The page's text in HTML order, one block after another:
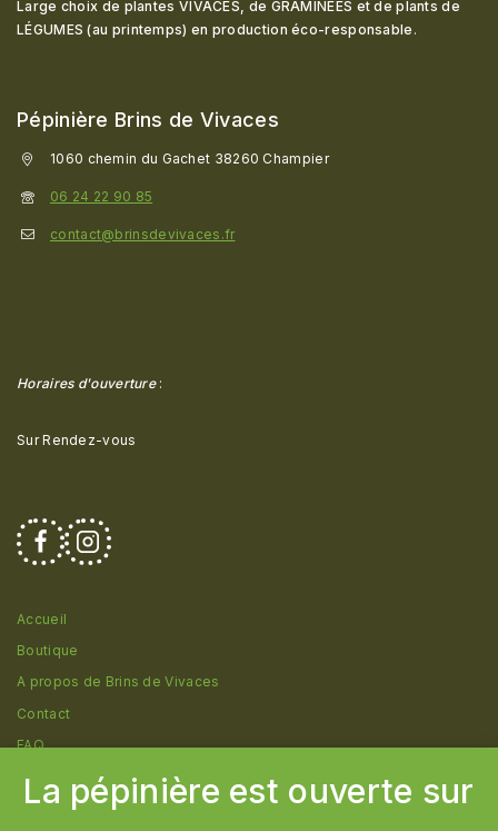
La pépinière est ouverte sur
Large choix de plantes VIVACES, de GRAMINÉES et de plants de
LÉGUMES (au printemps) en production éco-responsable .
Pépinière Brins de Vivaces
1060 chemin du Gachet 38260 Champier
06 24 22 90 85
contact@brinsdevivaces.fr
Horaires d'ouverture:
Sur Rendez-vous
Accueil
Boutique
A propos de Brins de Vivaces
Contact
FAQ